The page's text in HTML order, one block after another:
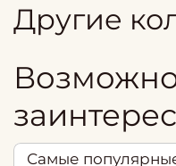
Другие
Самые